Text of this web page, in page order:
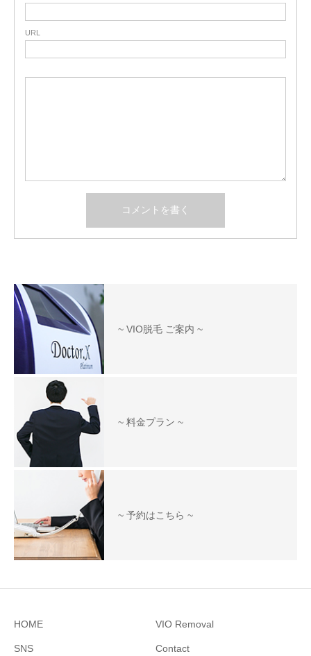
URL
~ VIO脱毛 ご案内 ~
~ 料金プラン ~
~ 予約はこちら ~
HOME VIO Removal
SNS Contact